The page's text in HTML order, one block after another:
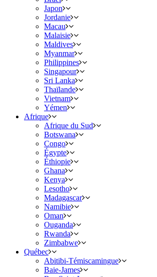
Japon
Jordanie
Macau
Malaisie
Maldives
Myanmar
Philippines
Singapour
Sri Lanka
Thaïlande
Vietnam
Yémen
Afrique
Afrique du Sud
Botswana
Congo
Égypte
Éthiopie
Ghana
Kenya
Lesotho
Madagascar
Namibie
Oman
Ouganda
Rwanda
Zimbabwe
Québec
Abitibi-Témiscamingue
Baie-James